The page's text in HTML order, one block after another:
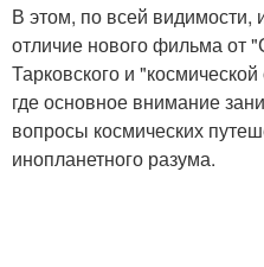
В этом, по всей видимости,
отличие нового фильма от
Тарковского и
где основное внимание
вопросы космических
инопланетного разума.